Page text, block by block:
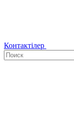
Контактілер